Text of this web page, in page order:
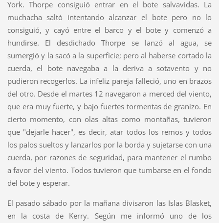
York. Thorpe consiguió entrar en el bote salvavidas. La
muchacha saltó intentando alcanzar el bote pero no lo
consiguió, y cayó entre el barco y el bote y comenzó a
hundirse. El desdichado Thorpe se lanzó al agua, se
sumergió y la sacó a la superficie; pero al haberse cortado la
cuerda, el bote navegaba a la deriva a sotavento y no
pudieron recogerlos. La infeliz pareja falleció, uno en brazos
del otro. Desde el martes 12 navegaron a merced del viento,
que era muy fuerte, y bajo fuertes tormentas de granizo. En
cierto momento, con olas altas como montañas, tuvieron
que "dejarle hacer", es decir, atar todos los remos y todos
los palos sueltos y lanzarlos por la borda y sujetarse con una
cuerda, por razones de seguridad, para mantener el rumbo
a favor del viento. Todos tuvieron que tumbarse en el fondo
del bote y esperar.
El pasado sábado por la mañana divisaron las Islas Blasket,
en la costa de Kerry. Según me informó uno de los